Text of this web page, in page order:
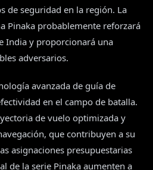
de seguridad en la región. La
Pinaka probablemente reforzará
India y proporcionará una
adversarios.
avanzada de guía de
en el campo de batalla.
de vuelo optimizada y
que contribuyen a su
asignaciones presupuestarias
de la serie Pinaka aumenten a